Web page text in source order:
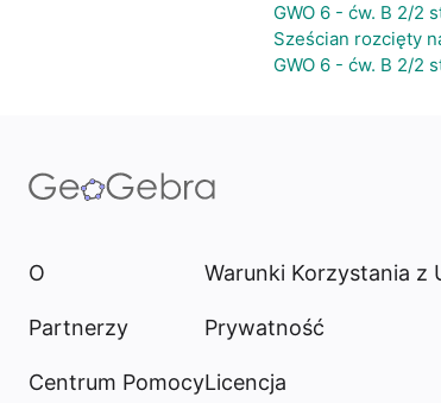
GWO 6 - ćw. B 2/2
Sześcian rozcięty
GWO 6 - ćw. B 2/2
O
Partnerzy
Centrum Pomocy
Warunki Korzystania z
Prywatność
Licencja